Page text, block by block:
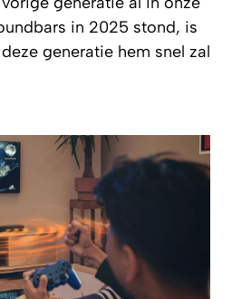
in 2025 stond, is
generatie hem snel zal